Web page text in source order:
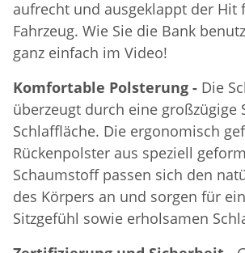
aufrecht und ausgeklappt der Hit
Fahrzeug. Wie Sie die Bank
ganz einfach im Video!
Komfortable Polsterung - Die
überzeugt durch eine großzügige
Schlaffläche. Die ergonomisch
Rückenpolster aus speziell
Schaumstoff passen sich den
des Körpers an und sorgen für
Sitzgefühl sowie erholsamen